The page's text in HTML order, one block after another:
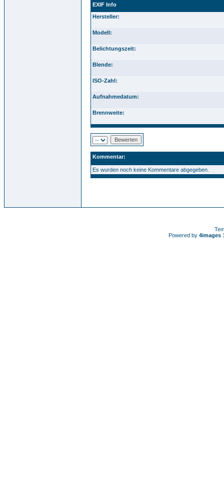
EXIF Info
Hersteller:
Modell:
Belichtungszeit:
Blende:
ISO-Zahl:
Aufnahmedatum:
Brennweite:
Kommentar:
Es wurden noch keine Kommentare abgegeben.
Powered by 4images